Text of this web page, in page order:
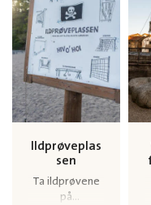
Ildprøveplas
sen
Ta ildprøvene
på